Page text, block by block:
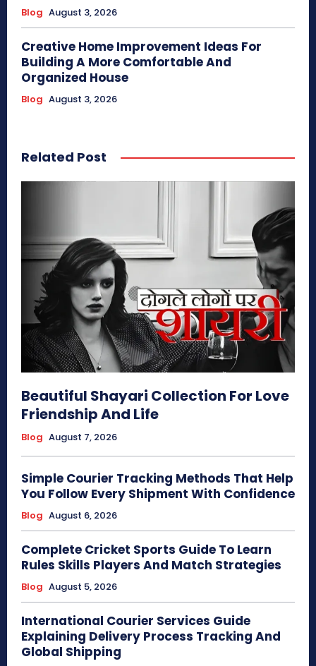
Blog August 3, 2026
Creative Home Improvement Ideas For
Building A More Comfortable And
Organized House
Blog August 3, 2026
Related Post
Beautiful Shayari Collection For Love
Friendship And Life
Blog August 7, 2026
Simple Courier Tracking Methods That Help
You Follow Every Shipment With Confidence
Blog August 6, 2026
Complete Cricket Sports Guide To Learn
Rules Skills Players And Match Strategies
Blog August 5, 2026
International Courier Services Guide
Explaining Delivery Process Tracking And
Global Shipping